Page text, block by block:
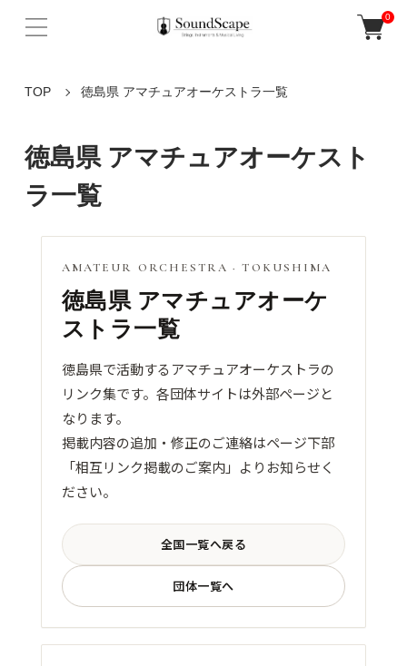
0
TOP 徳島県 アマチュアオーケストラ一覧
徳島県 アマチュアオーケスト
ラ一覧
AMATEUR ORCHESTRA · TOKUSHIMA
徳島県 アマチュアオーケ
ストラ一覧
徳島県で活動するアマチュアオーケストラの
リンク集です。各団体サイトは外部ページと
なります。
掲載内容の追加・修正のご連絡はページ下部
「相互リンク掲載のご案内」よりお知らせく
ださい。
全国一覧へ戻る
団体一覧へ